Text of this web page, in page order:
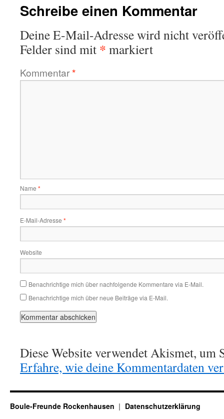
Schreibe einen Kommentar
Deine E-Mail-Adresse wird nicht
Felder sind mit * markiert
Kommentar*
Name *
E-Mail-Adresse *
Website
Benachrichtige mich über nachfolgende Kommentare via E-Mail.
Benachrichtige mich über neue Beiträge via E-Mail.
Diese Website verwendet Akismet, um
Erfahre, wie deine Kommentardaten
Boule-Freunde Rockenhausen Datenschutzerklärung